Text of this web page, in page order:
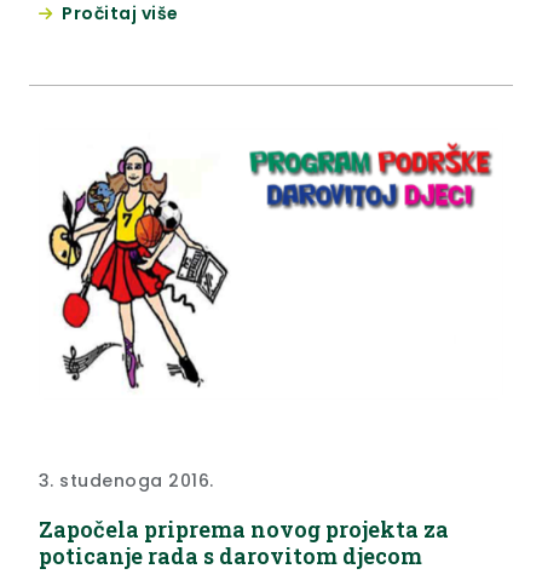
Pročitaj više
3. studenoga 2016.
Započela priprema novog projekta za
poticanje rada s darovitom djecom